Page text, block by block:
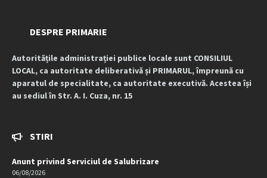
DESPRE PRIMARIE
Autoritățile administrației publice locale sunt CONSILIUL
LOCAL, ca autoritate deliberativă și PRIMARUL, împreună cu
aparatul de specialitate, ca autoritate executivă. Acestea își
au sediul în Str. A. I. Cuza, nr. 15
STIRI
Anunt privind Serviciul de Salubrizare
06/08/2026